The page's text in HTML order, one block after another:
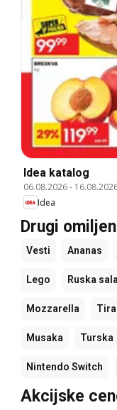
Idea katalog
06.08.2026-
Idea
Drugi
Vesti Ananas
Lego Ruska
Mozzarella
Musaka Turska
Nintendo Switch
Akcijske